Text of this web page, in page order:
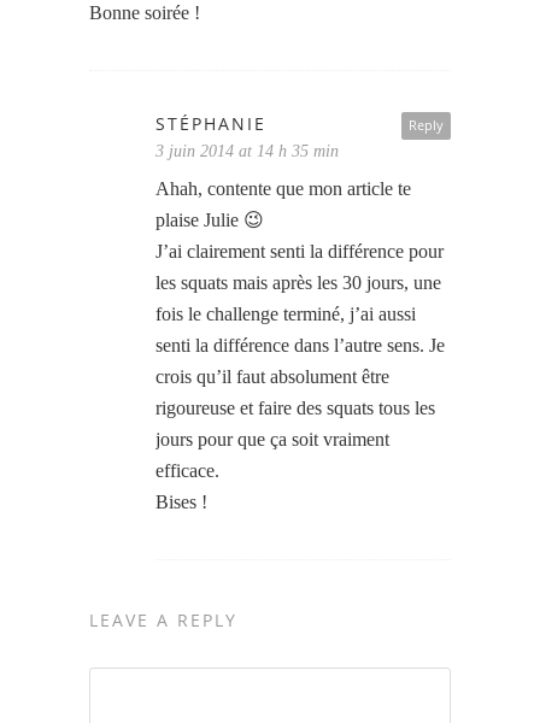
Bonne soirée !
Reply
STÉPHANIE
3 juin 2014 at 14 h 35 min
Ahah, contente que mon article te
plaise Julie 😉
J’ai clairement senti la différence pour
les squats mais après les 30 jours, une
fois le challenge terminé, j’ai aussi
senti la différence dans l’autre sens. Je
crois qu’il faut absolument être
rigoureuse et faire des squats tous les
jours pour que ça soit vraiment
efficace.
Bises !
LEAVE A REPLY